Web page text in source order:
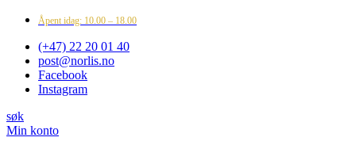
Åpent idag: 10.00 – 18.00
(+47) 22 20 01 40
post@norlis.no
Facebook
Instagram
søk
Min konto